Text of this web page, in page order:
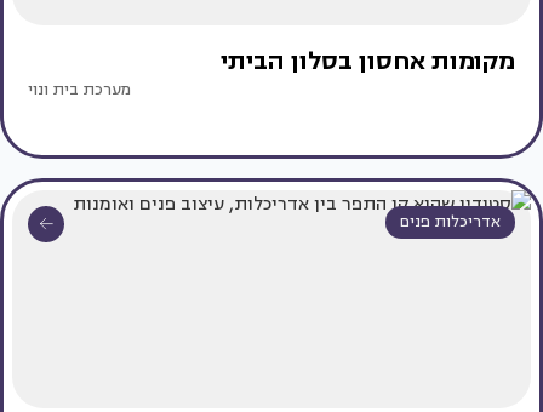
מקומות אחסון בסלון הביתי
מערכת בית ונוי
אדריכלות פנים